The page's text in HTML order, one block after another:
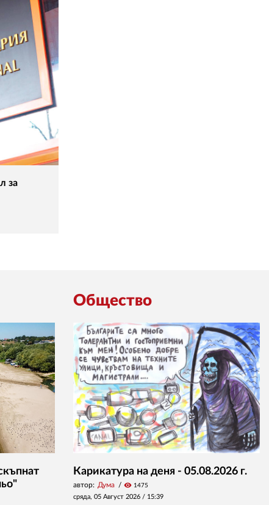
за
Общество
Карикатура на деня - 05.08.2026 г.
автор: Дума visibility 1475
сряда, 05 Август 2026 / 15:39